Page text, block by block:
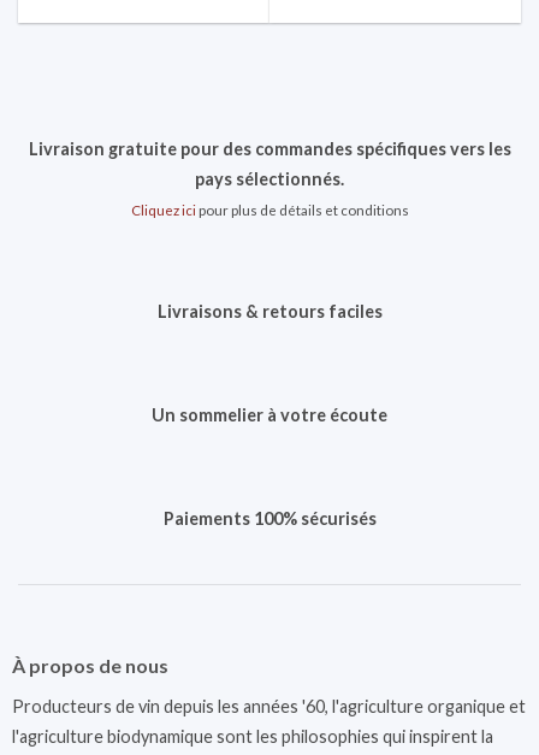
Livraison gratuite pour des commandes spécifiques vers les
pays sélectionnés.
Cliquez icipour plus de détails et conditions
Livraisons & retours faciles
Un sommelier à votre écoute
Paiements 100% sécurisés
À propos de nous
Producteurs de vin depuis les années '60, l'agriculture organique et
l'agriculture biodynamique sont les philosophies qui inspirent la